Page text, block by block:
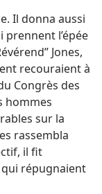
Il donna aussi
prennent l’épée
Jones,
recouraient à
Congrès des
hommes
sur la
rassembla
il fit
qui répugnaient